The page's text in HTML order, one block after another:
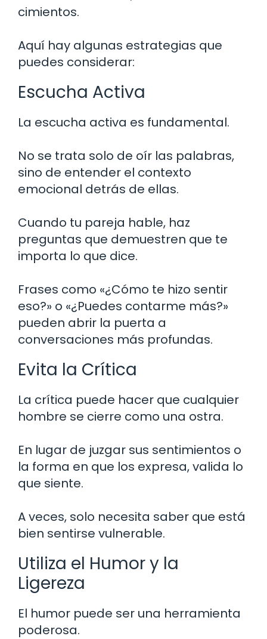
cimientos.
Aquí hay algunas estrategias que
puedes considerar:
Escucha Activa
La escucha activa es fundamental.
No se trata solo de oír las palabras,
sino de entender el contexto
emocional detrás de ellas.
Cuando tu pareja hable, haz
preguntas que demuestren que te
importa lo que dice.
Frases como «¿Cómo te hizo sentir
eso?» o «¿Puedes contarme más?»
pueden abrir la puerta a
conversaciones más profundas.
Evita la Crítica
La crítica puede hacer que cualquier
hombre se cierre como una ostra.
En lugar de juzgar sus sentimientos o
la forma en que los expresa, valida lo
que siente.
A veces, solo necesita saber que está
bien sentirse vulnerable.
Utiliza el Humor y la
Ligereza
El humor puede ser una herramienta
poderosa.